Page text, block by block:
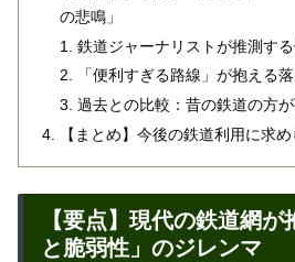
の悲鳴」
鉄道ジャーナリストが推測す
「便利すぎる路線」が抱える
過去との比較：昔の鉄道の方
【まとめ】今後の鉄道利用に求め
【要点】現代の鉄道網
と脆弱性」のジレンマ